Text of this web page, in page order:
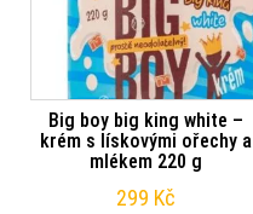
Big boy big king white –
krém s lískovými ořechy a
mlékem 220 g
299 Kč